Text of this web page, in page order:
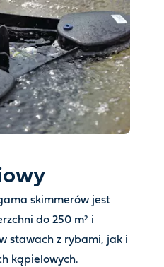
skimmerów jest
do 250 m² i
stawach z rybami, jak i
kąpielowych.